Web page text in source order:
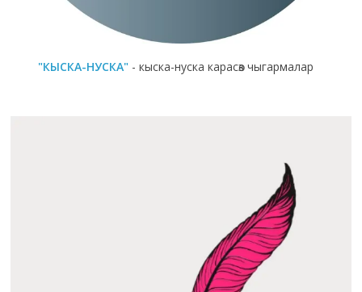
"КЫСКА-НУСКА" - кыска-нуска карасөз чыгармалар